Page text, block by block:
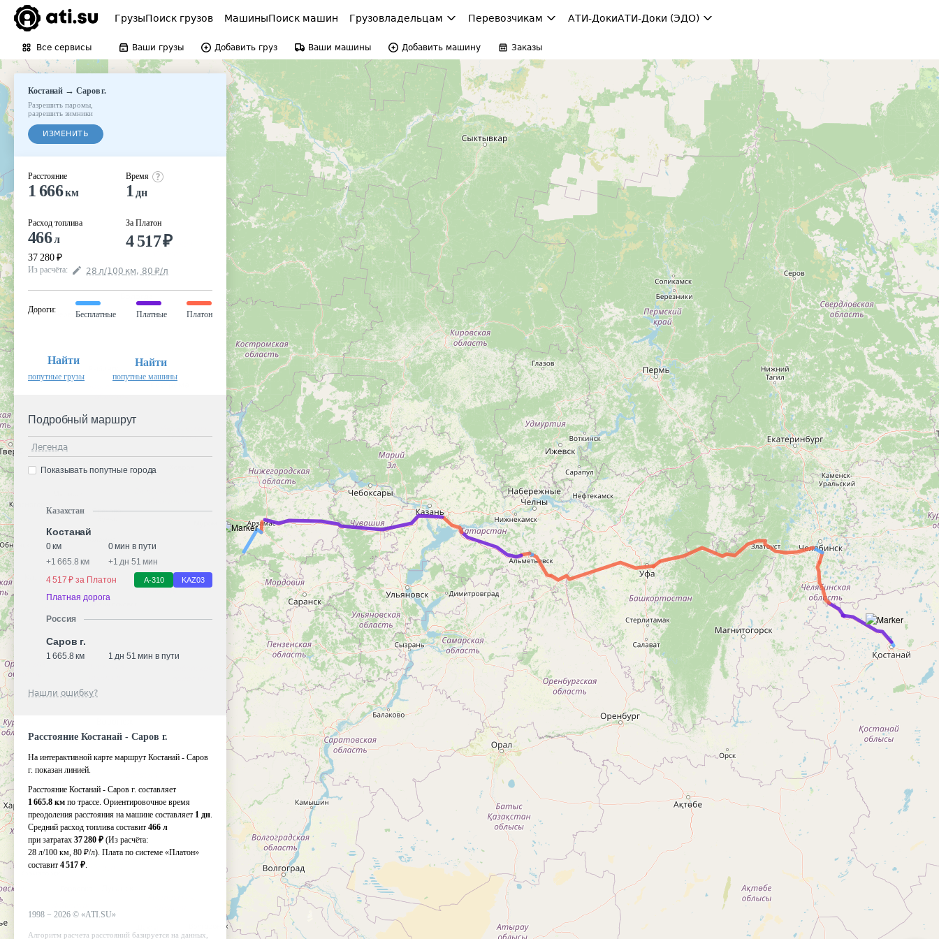
ГрузыПоиск грузов МашиныПоиск машин Грузовладельцам Перевозчикам АТИ-ДокиАТИ-Доки (ЭДО)
Все сервисы Ваши грузы Добавить груз Ваши машины Добавить машину Заказы
Костанай → Саров г.
Разрешить паромы
разрешить зимники
ИЗМЕНИТЬ
Расстояние
1 666км
Расход топлива
466л
37 280 ₽
Время
1 дн
За Платон
4 517₽
Из расчёта: 28 л/100 км, 80 ₽/л
Дороги:
Бесплатные Платные Платон
Найти
попутные грузы
Найти
попутные машины
Подробный маршрут
Легенда
Показывать попутные города
Казахстан
Костанай
0 км
0 мин в пути
+1 665.8 км +1 дн 51 мин
4 517 ₽ за Платон
А-310 KАZ03
Платная дорога
Россия
Саров г.
1 665.8 км 1 дн 51 мин в пути
Нашли ошибку?
Расстояние Костанай - Саров г.
На интерактивной карте маршрут Костанай - Саров
г. показан линией.
Расстояние Костанай - Саров г. составляет
1 665.8 км по трассе. Ориентировочное время
преодоления расстояния на машине составляет 1 дн.
Средний расход топлива составит 466 л
при затратах 37 280 ₽ (Из расчёта:
28 л/100 км, 80 ₽/л). Плата по системе «Платон»
составит 4 517 ₽.
1998 − 2026 © «ATI.SU»
Алгоритм расчета расстояний базируется на данных,